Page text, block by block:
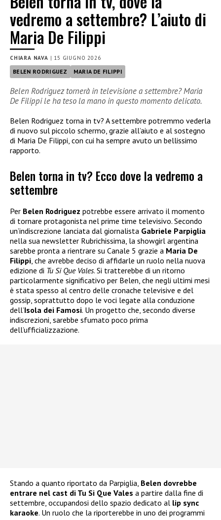
vedremo a settembre? L’aiuto di
Maria De Filippi
CHIARA NAVA | 15 GIUGNO 2026
BELEN RODRIGUEZ MARIA DE FILIPPI
Belen Rodriguez tornerà in televisione a settembre? Maria
De Filippi le ha teso la mano in questo momento delicato.
Belen Rodriguez torna in tv? A settembre potremmo vederla
di nuovo sul piccolo schermo, grazie all’aiuto e al sostegno
di Maria De Filippi, con cui ha sempre avuto un bellissimo
rapporto.
Belen torna in tv? Ecco dove la vedremo a
settembre
Per Belen Rodriguez potrebbe essere arrivato il momento
di tornare protagonista nel prime time televisivo. Secondo
un’indiscrezione lanciata dal giornalista Gabriele Parpiglia
nella sua newsletter Rubrichissima, la showgirl argentina
sarebbe pronta a rientrare su Canale 5 grazie a Maria De
Filippi , che avrebbe deciso di affidarle un ruolo nella nuova
edizione di Tu Si Que Vales. Si tratterebbe di un ritorno
particolarmente significativo per Belen, che negli ultimi mesi
è stata spesso al centro delle cronache televisive e del
gossip, soprattutto dopo le voci legate alla conduzione
dell’Isola dei Famosi. Un progetto che, secondo diverse
indiscrezioni, sarebbe sfumato poco prima
dell’ufficializzazione.
Stando a quanto riportato da Parpiglia, Belen dovrebbe
entrare nel cast di Tu Si Que Vales a partire dalla fine di
settembre, occupandosi dello spazio dedicato al lip sync
karaoke. Un ruolo che la riporterebbe in uno dei programmi